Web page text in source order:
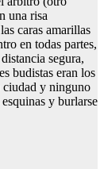
una risa
caras amarillas
en todas partes,
segura,
budistas eran los
ciudad y ninguno
y burlarse